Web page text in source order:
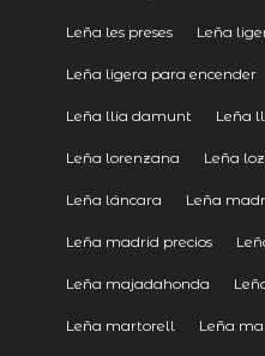
Leña les preses Leña
Leña ligera para encender
Leña llia damunt Leña
Leña lorenzana Leña
Leña láncara Leña
Leña madrid precios
Leña majadahonda
Leña martorell Leña